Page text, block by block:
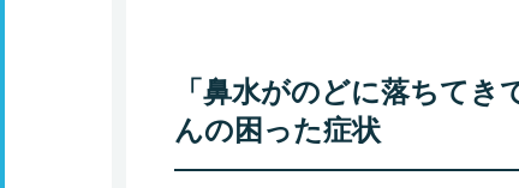
「鼻水がのどに落ちて
んの困った症状